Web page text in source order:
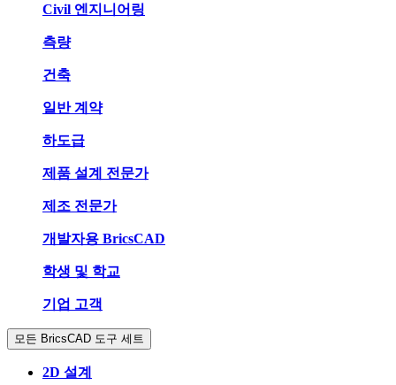
Civil 엔지니어링
측량
건축
일반 계약
하도급
제품 설계 전문가
제조 전문가
개발자용 BricsCAD
학생 및 학교
기업 고객
모든 BricsCAD 도구 세트
2D 설계